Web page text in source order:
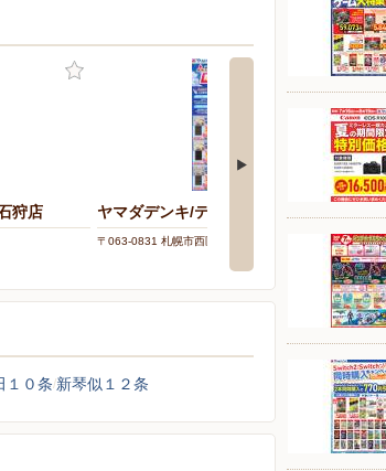
狩店 ヤマダデンキ/テックランド札幌発寒店
〒063-0831 札幌市西区発寒十一条14-1069-21
１０条 新琴似１２条